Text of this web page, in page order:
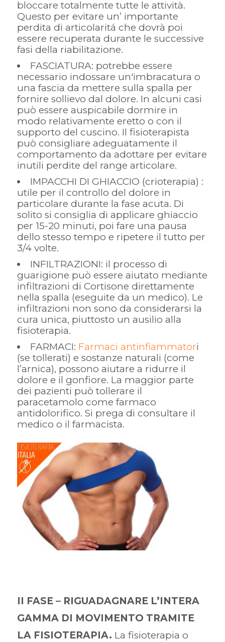
bloccare totalmente tutte le attività.
Questo per evitare un’ importante
perdita di articolaritá che dovrà poi
essere recuperata durante le successive
fasi della riabilitazione.
FASCIATURA: potrebbe essere
necessario indossare un'imbracatura o
una fascia da mettere sulla spalla per
fornire sollievo dal dolore. In alcuni casi
può essere auspicabile dormire in
modo relativamente eretto o con il
supporto del cuscino. Il fisioterapista
può consigliare adeguatamente il
comportamento da adottare per evitare
inutili perdite del range articolare.
IMPACCHI DI GHIACCIO (crioterapia) :
utile per il controllo del dolore in
particolare durante la fase acuta. Di
solito si consiglia di applicare ghiaccio
per 15-20 minuti, poi fare una pausa
dello stesso tempo e ripetere il tutto per
3/4 volte.
INFILTRAZIONI: il processo di
guarigione può essere aiutato mediante
infiltrazioni di Cortisone direttamente
nella spalla (eseguite da un medico). Le
infiltrazioni non sono da considerarsi la
cura unica, piuttosto un ausilio alla
fisioterapia.
FARMACI: Farmaci antinfiammatori
(se tollerati) e sostanze naturali (come
l’arnica), possono aiutare a ridurre il
dolore e il gonfiore. La maggior parte
dei pazienti può tollerare il
paracetamolo come farmaco
antidolorifico. Si prega di consultare il
medico o il farmacista.
II FASE – RIGUADAGNARE L’INTERA
GAMMA DI MOVIMENTO TRAMITE
LA FISIOTERAPIA. La fisioterapia o